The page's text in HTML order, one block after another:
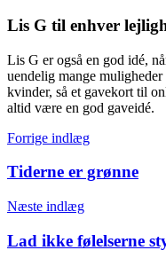
Lis G til enhver
Lis G er også en god idé,
uendelig mange
kvinder, så et gavekort til
altid være en god gaveidé.
Indlægsnavigation
Forrige indlæg
Tiderne er grønne
Næste indlæg
Lad ikke følelserne